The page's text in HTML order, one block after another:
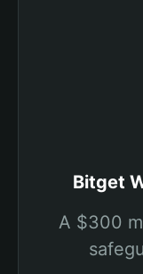
Bitget
A $300